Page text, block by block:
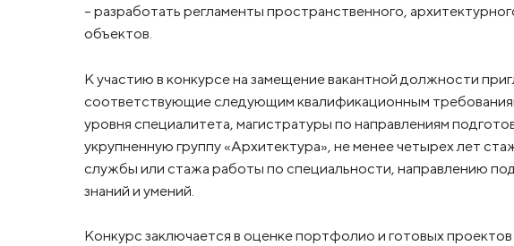
– разработать регламенты пространственного,
объектов.
К участию в конкурсе на замещение вакантной должности
соответствующие следующим квалификационным
уровня специалитета, магистратуры по направлениям
укрупненную группу «Архитектура», не менее четырех лет
службы или стажа работы по специальности, направлению
знаний и умений.
Конкурс заключается в оценке портфолио и готовых